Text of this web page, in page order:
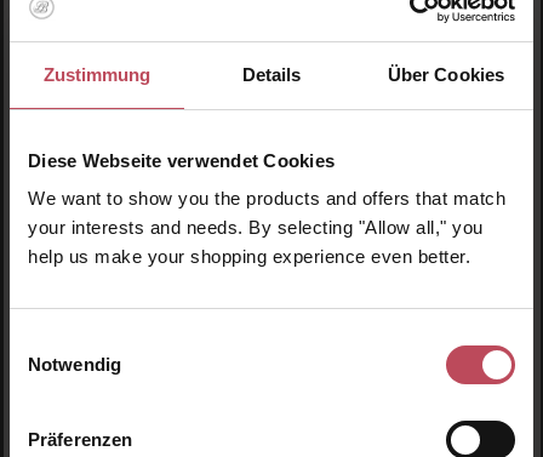
Zustimmung Details Über Cookies
Diese Webseite verwendet Cookies
We want to show you the products and offers that match
your interests and needs. By selecting "Allow all," you
help us make your shopping experience even better.
Notwendig
Präferenzen
Blinc
Ultra Longwear Eyeliner Pencil Brown
Eyeliner
14.17 g (133,73 € / 100 g)
Produkt Anzahl: Gib den gewünschten Wert